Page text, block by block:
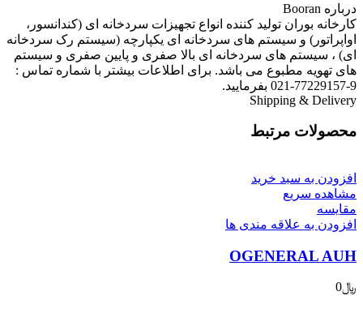
درباره Booran
کارخانه بوران تولید کننده انواع تجهیزات سردخانه ای (کندانسور،
اواپراتور) و سیستم های سردخانه ای یکپارچه (سیستم رک سردخانه
ای) ، سیستم های سردخانه ای بالا صفری و پایین صفری و سیستم
های تهویه مطبوع می باشد. برای اطلاعات بیشتر با شماره تماس :
9-77229157-021 بفرمایید.
Shipping & Delivery
محصولات مرتبط
افزودن به سبد خرید
مشاهده سریع
مقایسه
افزودن به علاقه مندی ها
OGENERAL AUH
﷼0